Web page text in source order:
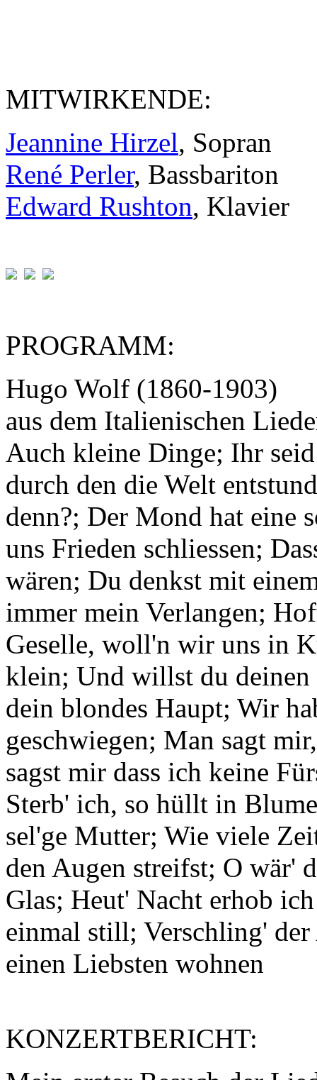
MITWIRKENDE:
Jeannine Hirzel, Sopran
René Perler, Bassbariton
Edward Rushton, Klavier
PROGRAMM:
Hugo Wolf (1860-1903)
aus dem Italienischen
Auch kleine Dinge; Ihr
durch den die Welt
denn?; Der Mond hat eine
uns Frieden schliessen;
wären; Du denkst mit
immer mein Verlangen;
Geselle, woll'n wir uns in
klein; Und willst du deinen
dein blondes Haupt; Wir
geschwiegen; Man sagt
sagst mir dass ich keine
Sterb' ich, so hüllt in
sel'ge Mutter; Wie viele
den Augen streifst; O wär'
Glas; Heut' Nacht erhob
einmal still; Verschling'
einen Liebsten wohnen
KONZERTBERICHT: